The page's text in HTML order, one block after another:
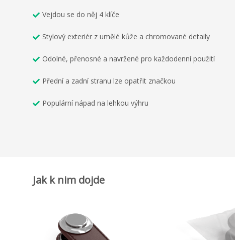
Vejdou se do něj 4 klíče
Stylový exteriér z umělé kůže a chromované detaily
Odolné, přenosné a navržené pro každodenní použití
Přední a zadní stranu lze opatřit značkou
Populární nápad na lehkou výhru
Jak k nim dojde